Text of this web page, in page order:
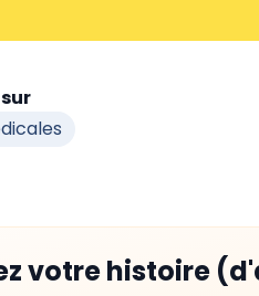
votre histoire